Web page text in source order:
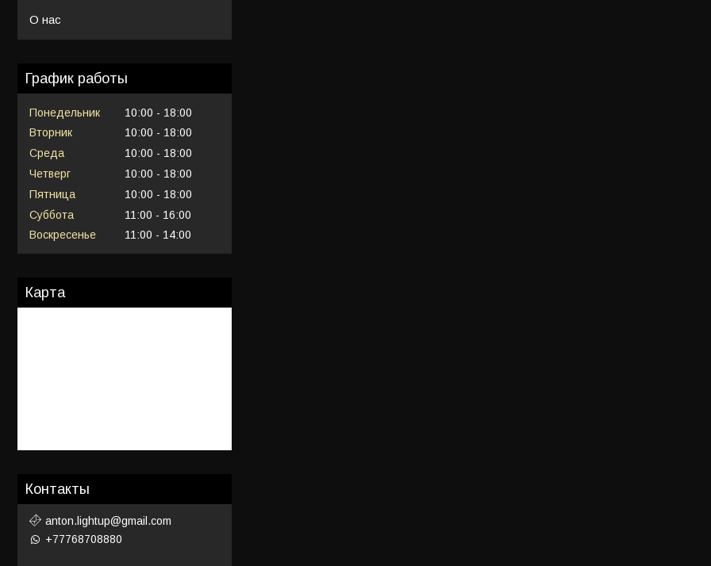
О нас
График работы
Понедельник 10:00
18:00
Вторник
10:00
18:00
Среда
10:00
18:00
Четверг
10:00
18:00
Пятница
10:00
18:00
Суббота
11:00
16:00
Воскресенье
11:00 14:00
Карта
Контакты
anton.lightup@gmail.com
+77768708880